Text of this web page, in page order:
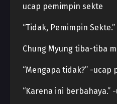
ucap pemimpin sekte
“Tidak, Pemimpin
Chung Myung tiba-tiba
“Mengapa tidak?” -ucap
“Karena ini berbahaya.”